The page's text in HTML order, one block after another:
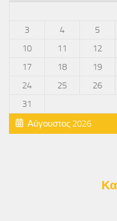
Αύγουστος 2026
3
4 5
10
11 12
17
18 19
24
25 26
31